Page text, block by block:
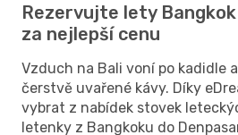
Rezervujte lety
za nejlepší cenu
Vzduch na Bali voní po kadidle
čerstvě uvařené kávy. Díky
vybrat z nabídek stovek
letenky z Bangkoku do